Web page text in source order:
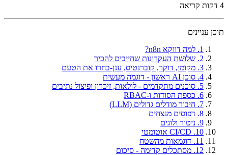
4 דקות קריאה
תוכן עניינים
1. למה דווקא n8n?
2. שלושת העקרונות שחייבים להכיר
3. מקומי, דוקר, קוברנטיס, ענן-בחרו את הטעם
4. סוכן AI ראשון - דוגמה מעשית
5. סוכנים מתקדמים - לולאות, זיכרון ופיצול נתיבים
6. כספת הסודות ו-RBAC
7. חיבור מודלים גדולים (LLM)
8. דפוסים מנצחים
9. ניטור ולוגים
10. CI/CD אוטומטי
11. דוגמאות מהשטח
12. מסתכלים קדימה - סיכום